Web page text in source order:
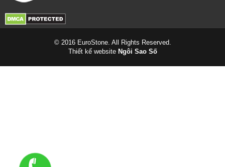
© 2016 EuroStone. All Rights Reserved.
Thiết kế website Ngôi Sao Số